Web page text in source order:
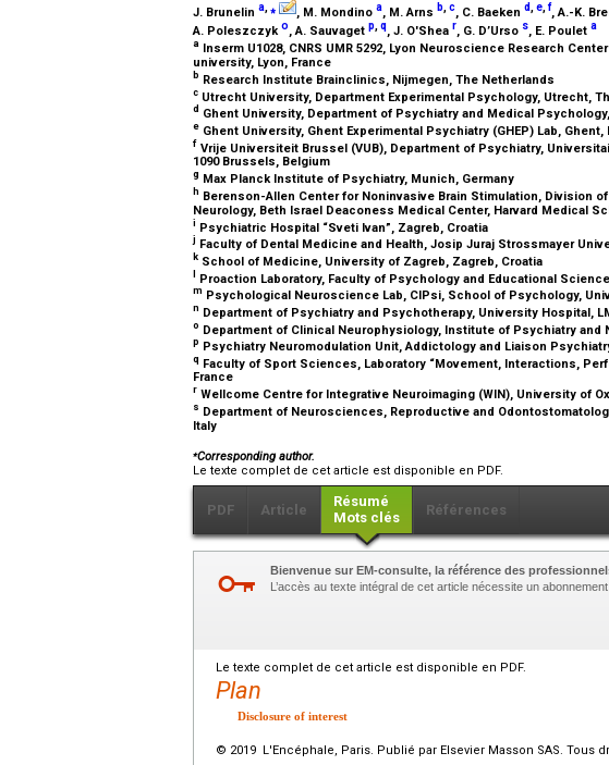
J. Brunelin a ⁎ , M. Mondino a, M. Arns b c, C. Baeken d e f, A.-K.
A. Poleszczyko, A. Sauvaget p,q, J. O'Shea r, G. D’Urso s, E. Poulet a
a Inserm U1028, CNRS UMR 5292, Lyon Neuroscience Research
university, Lyon, France
b Research Institute Brainclinics, Nijmegen, The Netherlands
c Utrecht University, Department Experimental Psychology, Utrecht,
d Ghent University, Department of Psychiatry and Medical
e Ghent University, Ghent Experimental Psychiatry (GHEP) Lab, Ghent,
f Vrije Universiteit Brussel (VUB), Department of Psychiatry,
1090 Brussels, Belgium
g Max Planck Institute of Psychiatry, Munich, Germany
h Berenson-Allen Center for Noninvasive Brain Stimulation, Division
Neurology, Beth Israel Deaconess Medical Center, Harvard Medical
i Psychiatric Hospital “Sveti Ivan”, Zagreb, Croatia
j Faculty of Dental Medicine and Health, Josip Juraj Strossmayer
k School of Medicine, University of Zagreb, Zagreb, Croatia
Proaction Laboratory, Faculty of Psychology and Educational
m Psychological Neuroscience Lab, CIPsi, School of Psychology,
n Department of Psychiatry and Psychotherapy, University Hospital,
o Department of Clinical Neurophysiology, Institute of Psychiatry and
p Psychiatry Neuromodulation Unit, Addictology and Liaison
q Faculty of Sport Sciences, Laboratory “Movement, Interactions,
France
r Wellcome Centre for Integrative Neuroimaging (WIN), University of
s Department of Neurosciences, Reproductive and
Italy
⁎Corresponding author.
Le texte complet de cet article est disponible en PDF.
PDF Article
Résumé
Mots clés
Références
Bienvenue sur EM-consulte, la référence des
L’accès au texte intégral de cet article nécessite un abonnement.
Le texte complet de cet article est disponible en PDF.
Plan
Disclosure of interest
© 2019 L'Encéphale, Paris. Publié par Elsevier Masson SAS. Tous